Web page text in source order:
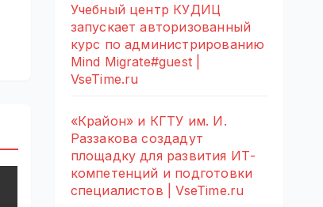
Учебный центр КУДИЦ
запускает авторизованный
курс по администрированию
Mind Migrate#guest |
VseTime.ru
«Крайон» и КГТУ им. И.
Раззакова создадут
площадку для развития ИТ-
компетенций и подготовки
специалистов | VseTime.ru